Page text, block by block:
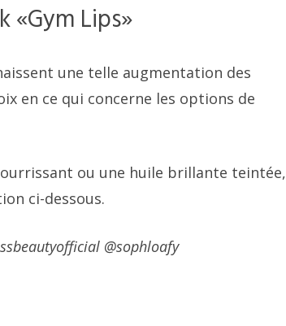
«Gym Lips»
une telle augmentation des
en ce qui concerne les options de
ou une huile brillante teintée,
ci-dessous.
@sophloafy